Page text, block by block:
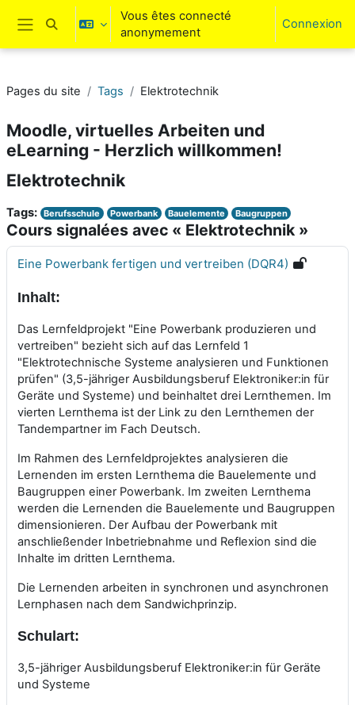
Passer au contenu principal
Panneau latéral
Activer/désactiver la saisie de recherche
Vous êtes connecté
anonymement
Connexion
Pages du site Tags Elektrotechnik
Moodle, virtuelles Arbeiten und
eLearning - Herzlich willkommen!
Elektrotechnik
Tags: Berufsschule Powerbank Bauelemente Baugruppen
Cours signalées avec « Elektrotechnik »
Eine Powerbank fertigen und vertreiben (DQR4)
Inhalt:
Das Lernfeldprojekt "Eine Powerbank produzieren und
vertreiben" bezieht sich auf das Lernfeld 1
"Elektrotechnische Systeme analysieren und Funktionen
prüfen" (3,5-jähriger Ausbildungsberuf Elektroniker:in für
Geräte und Systeme) und beinhaltet drei Lernthemen. Im
vierten Lernthema ist der Link zu den Lernthemen der
Tandempartner im Fach Deutsch.
Im Rahmen des Lernfeldprojektes analysieren die
Lernenden im ersten Lernthema die Bauelemente und
Baugruppen einer Powerbank. Im zweiten Lernthema
werden die Lernenden die Bauelemente und Baugruppen
dimensionieren. Der Aufbau der Powerbank mit
anschließender Inbetriebnahme und Reflexion sind die
Inhalte im dritten Lernthema.
Die Lernenden arbeiten in synchronen und asynchronen
Lernphasen nach dem Sandwichprinzip.
Schulart:
3,5-jähriger Ausbildungsberuf Elektroniker:in für Geräte
und Systeme